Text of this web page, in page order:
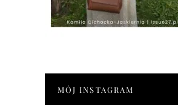
MÓJ INSTAGRAM